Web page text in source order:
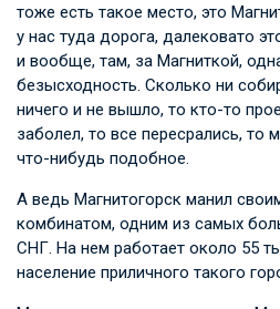
тоже есть такое место, это
у нас туда дорога, далековато
и вообще, там, за Магниткой,
безысходность. Сколько ни
ничего и не вышло, то кто-то
заболел, то все пересрались, то
что-нибудь подобное.
А ведь Магнитогорск манил
комбинатом, одним из самых
СНГ. На нем работает около 55
население приличного такого